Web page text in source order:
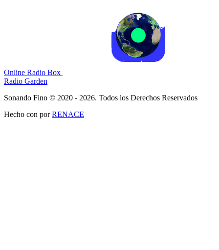
Online Radio Box
Radio Garden
Sonando Fino © 2020 - 2026. Todos los Derechos Reservados
Hecho con porRENACE